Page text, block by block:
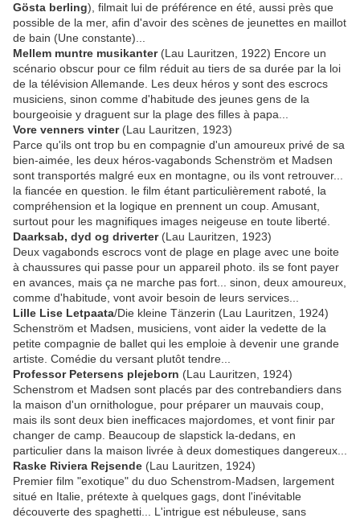
Gösta berling), filmait lui de préférence en été, aussi près que
possible de la mer, afin d'avoir des scènes de jeunettes en maillot
de bain (Une constante)...
Mellem muntre musikanter(Lau Lauritzen, 1922) Encore un
scénario obscur pour ce film réduit au tiers de sa durée par la loi
de la télévision Allemande. Les deux héros y sont des escrocs
musiciens, sinon comme d'habitude des jeunes gens de la
bourgeoisie y draguent sur la plage des filles à papa...
Vore venners vinter(Lau Lauritzen, 1923)
Parce qu'ils ont trop bu en compagnie d'un amoureux privé de sa
bien-aimée, les deux héros-vagabonds Schenström et Madsen
sont transportés malgré eux en montagne, ou ils vont retrouver...
la fiancée en question. le film étant particulièrement raboté, la
compréhension et la logique en prennent un coup. Amusant,
surtout pour les magnifiques images neigeuse en toute liberté.
Daarksab, dyd og driverter(Lau Lauritzen, 1923)
Deux vagabonds escrocs vont de plage en plage avec une boite
à chaussures qui passe pour un appareil photo. ils se font payer
en avances, mais ça ne marche pas fort... sinon, deux amoureux,
comme d'habitude, vont avoir besoin de leurs services...
Lille Lise Letpaata/Die kleine Tänzerin (Lau Lauritzen, 1924)
Schenström et Madsen, musiciens, vont aider la vedette de la
petite compagnie de ballet qui les emploie à devenir une grande
artiste. Comédie du versant plutôt tendre...
Professor Petersens plejeborn (Lau Lauritzen, 1924)
Schenstrom et Madsen sont placés par des contrebandiers dans
la maison d'un ornithologue, pour préparer un mauvais coup,
mais ils sont deux bien inefficaces majordomes, et vont finir par
changer de camp. Beaucoup de slapstick la-dedans, en
particulier dans la maison livrée à deux domestiques dangereux...
Raske Riviera Rejsende (Lau Lauritzen, 1924)
Premier film "exotique" du duo Schenstrom-Madsen, largement
situé en Italie, prétexte à quelques gags, dont l'inévitable
découverte des spaghetti... L'intrigue est nébuleuse, sans